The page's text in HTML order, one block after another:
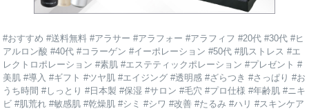
#おすすめ #送料無料 #アラサー #アラフォー #アラフィフ #20代 #30代 #ヒ
アルロン酸 #40代 #コラーゲン #イーポレーション #50代 #肌ストレス #エ
レクトロポレーション #素肌 #エステティックポレーション #プレゼント #
美肌 #導入 #ギフト #ツヤ肌 #エイジング #透明感 #ざらつき #さっぱり #お
うち時間 #しっとり #日本製 #保湿 #サロン #毛穴 #プロ仕様 #年齢肌 #ニキ
ビ #肌荒れ #敏感肌 #乾燥肌 #シミ #シワ #改善 #たるみ #ハリ #スキンケア